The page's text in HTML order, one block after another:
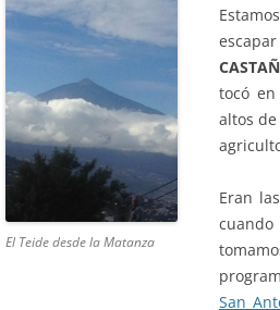
El Teide desde la Matanza
tocó
altos
Eran
cuando
San